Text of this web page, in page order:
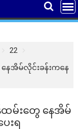
22
ေအိမ်လိုင်းခန်းကနေ
ထမ်းတွေ နေအိမ်
းရ